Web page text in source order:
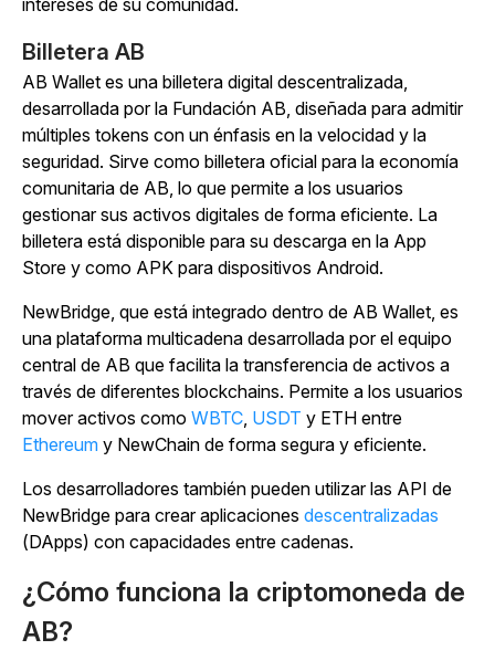
intereses de su comunidad.
Billetera AB
AB Wallet es una billetera digital descentralizada,
desarrollada por la Fundación AB, diseñada para admitir
múltiples tokens con un énfasis en la velocidad y la
seguridad. Sirve como billetera oficial para la economía
comunitaria de AB, lo que permite a los usuarios
gestionar sus activos digitales de forma eficiente. La
billetera está disponible para su descarga en la App
Store y como APK para dispositivos Android.
NewBridge, que está integrado dentro de AB Wallet, es
una plataforma multicadena desarrollada por el equipo
central de AB que facilita la transferencia de activos a
través de diferentes blockchains. Permite a los usuarios
mover activos como WBTC, USDT y ETH entre
Ethereum y NewChain de forma segura y eficiente.
Los desarrolladores también pueden utilizar las API de
NewBridge para crear aplicaciones descentralizadas
(DApps) con capacidades entre cadenas.
¿Cómo funciona la criptomoneda de
AB?